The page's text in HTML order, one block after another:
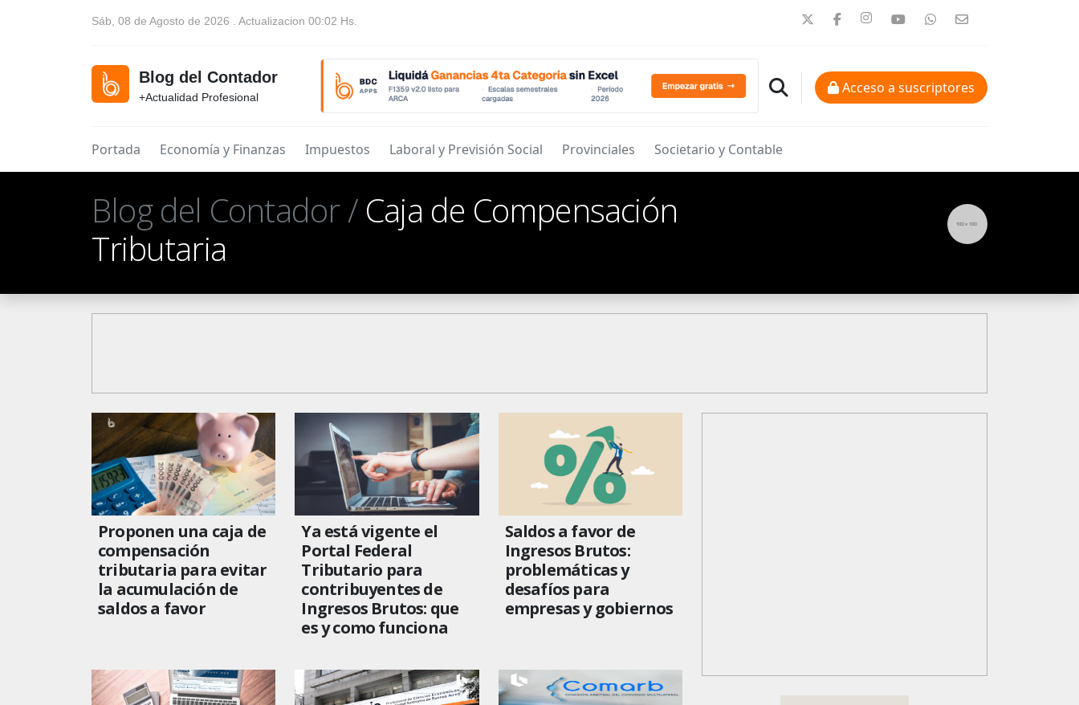
Sáb, 08 de Agosto de 2026 . Actualizacion 00:02 Hs.
Blog del Contador
+Actualidad Profesional
Acceso a suscriptores
Portada Economía y Finanzas Impuestos Laboral y Previsión Social Provinciales Societario y Contable
Blog del Contador / Caja de Compensación
Tributaria
Proponen una caja de
compensación
tributaria para evitar
la acumulación de
saldos a favor
Ya está vigente el
Portal Federal
Tributario para
contribuyentes de
Ingresos Brutos: que
es y como funciona
Saldos a favor de
Ingresos Brutos:
problemáticas y
desafíos para
empresas y gobiernos